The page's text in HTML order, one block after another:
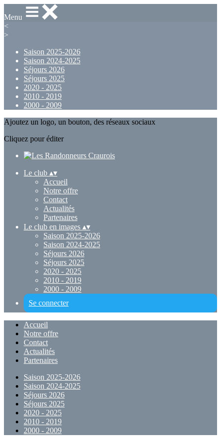
Menu
<
>
Saison 2025-2026
Saison 2024-2025
Séjours 2026
Séjours 2025
2020 - 2025
2010 - 2019
2000 - 2009
Ajoutez un logo, un bouton, des réseaux sociaux
Cliquez pour éditer
Le club ▴▾
Accueil
Notre offre
Contact
Actualités
Partenaires
Le club en images ▴▾
Saison 2025-2026
Saison 2024-2025
Séjours 2026
Séjours 2025
2020 - 2025
2010 - 2019
2000 - 2009
Se connecter
Accueil
Notre offre
Contact
Actualités
Partenaires
Saison 2025-2026
Saison 2024-2025
Séjours 2026
Séjours 2025
2020 - 2025
2010 - 2019
2000 - 2009